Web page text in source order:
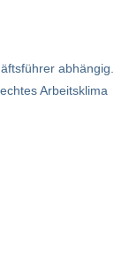
abhängig.
Arbeitsklima